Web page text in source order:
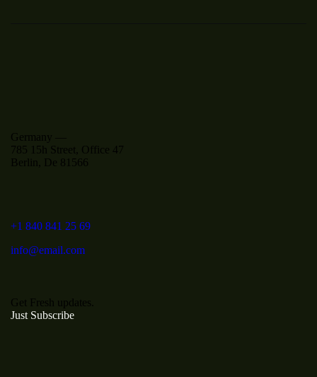
Germany —
785 15h Street, Office 47
Berlin, De 81566
+1 840 841 25 69
info@email.com
Get Fresh updates.
Just Subscribe